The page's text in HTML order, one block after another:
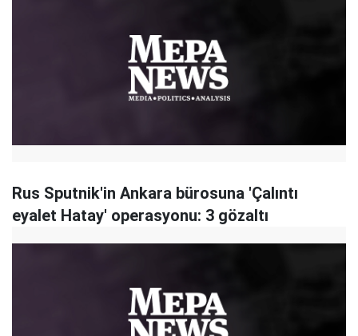
Rus Sputnik'in Ankara bürosuna 'Çalıntı
eyalet Hatay' operasyonu: 3 gözaltı